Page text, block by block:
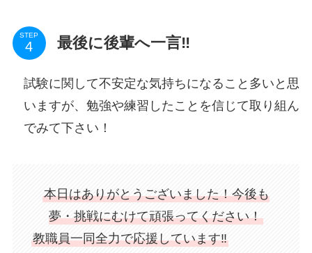
STEP 最後に後輩へ一言‼
試験に関して不安定な気持ちになること多いと思
いますが、勉強や練習したことを信じて取り組ん
でみて下さい！
本日はありがとうございました！今後も
夢・挑戦にむけて頑張ってください！
教職員一同全力で応援しています‼